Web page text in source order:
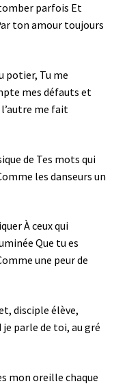
parfois Et
ton amour toujours
potier, Tu me
mes défauts et
me fait
de Tes mots qui
les danseurs un
À ceux qui
Que tu es
une peur de
disciple élève,
je parle de toi, au gré
mon oreille chaque